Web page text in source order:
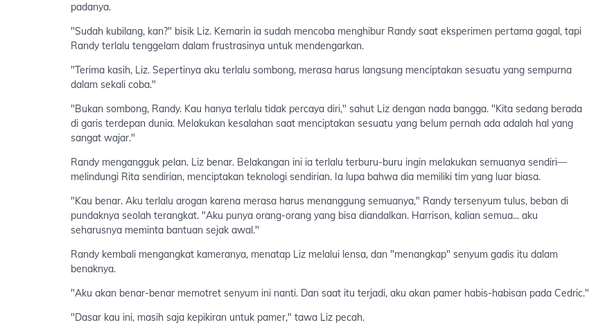
padanya.
"Sudah kubilang, kan?" bisik Liz. Kemarin ia sudah mencoba menghibur Randy saat eksperimen pertama gagal, tapi
Randy terlalu tenggelam dalam frustrasinya untuk mendengarkan.
"Terima kasih, Liz. Sepertinya aku terlalu sombong, merasa harus langsung menciptakan sesuatu yang sempurna
dalam sekali coba."
"Bukan sombong, Randy. Kau hanya terlalu tidak percaya diri," sahut Liz dengan nada bangga. "Kita sedang berada
di garis terdepan dunia. Melakukan kesalahan saat menciptakan sesuatu yang belum pernah ada adalah hal yang
sangat wajar."
Randy mengangguk pelan. Liz benar. Belakangan ini ia terlalu terburu-buru ingin melakukan semuanya sendiri—
melindungi Rita sendirian, menciptakan teknologi sendirian. Ia lupa bahwa dia memiliki tim yang luar biasa.
"Kau benar. Aku terlalu arogan karena merasa harus menanggung semuanya," Randy tersenyum tulus, beban di
pundaknya seolah terangkat. "Aku punya orang-orang yang bisa diandalkan. Harrison, kalian semua... aku
seharusnya meminta bantuan sejak awal."
Randy kembali mengangkat kameranya, menatap Liz melalui lensa, dan "menangkap" senyum gadis itu dalam
benaknya.
"Aku akan benar-benar memotret senyum ini nanti. Dan saat itu terjadi, aku akan pamer habis-habisan pada Cedric."
"Dasar kau ini, masih saja kepikiran untuk pamer," tawa Liz pecah.